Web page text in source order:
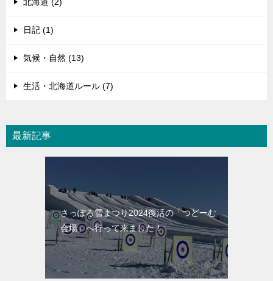
日記 (1)
気候・自然 (13)
生活・北海道ルール (7)
最新記事
さっぽろ雪まつり2024復活の「つどーむ
会場」へ行って来ました！